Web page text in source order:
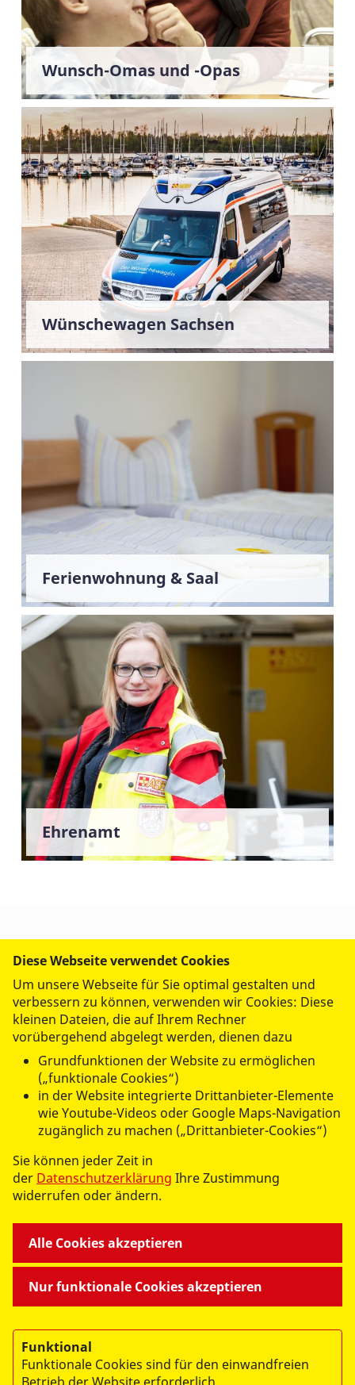
Wunsch-Omas und -Opas
Wünschewagen Sachsen
Ferienwohnung & Saal
Ehrenamt
WIR IM ASB
UNSERE LEISTUNGEN
MITMACHEN UND HELFEN
© 2026 ASB RV Zittau/Görlitz e.V.
Impressum
Datenschutzbeauftragte
Diese Webseite verwendet Cookies
Um unsere Webseite für Sie optimal gestalten und
verbessern zu können, verwenden wir Cookies: Diese
kleinen Dateien, die auf Ihrem Rechner
vorübergehend abgelegt werden, dienen dazu
Grundfunktionen der Website zu ermöglichen
(„funktionale Cookies“)
in der Website integrierte Drittanbieter-Elemente
wie Youtube-Videos oder Google Maps-Navigation
zugänglich zu machen („Drittanbieter-Cookies“)
Sie können jeder Zeit in
der Datenschutzerklärung Ihre Zustimmung
widerrufen oder ändern.
Nur funktionale Cookies akzeptieren
Alle Cookies akzeptieren
Funktional
Funktionale Cookies sind für den einwandfreien